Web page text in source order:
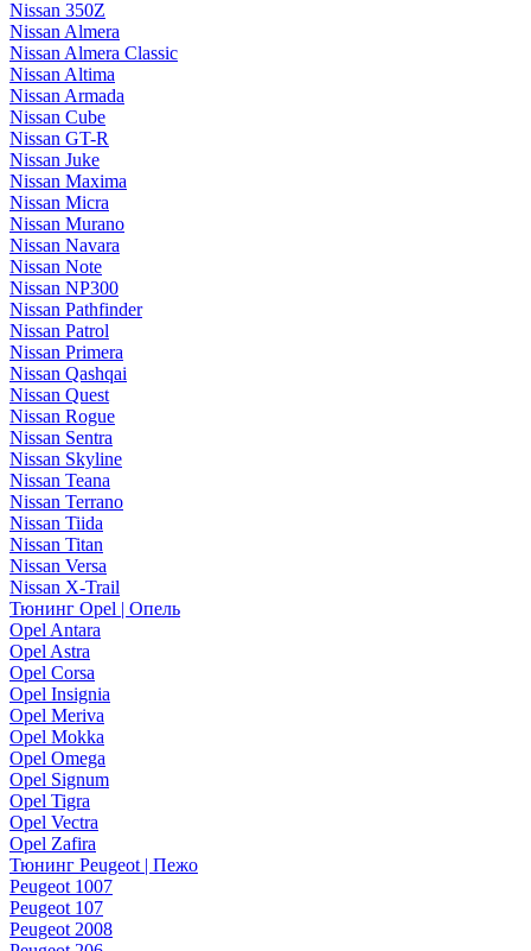
Nissan 350Z
Nissan Almera
Nissan Almera Classic
Nissan Altima
Nissan Armada
Nissan Cube
Nissan GT-R
Nissan Juke
Nissan Maxima
Nissan Micra
Nissan Murano
Nissan Navara
Nissan Note
Nissan NP300
Nissan Pathfinder
Nissan Patrol
Nissan Primera
Nissan Qashqai
Nissan Quest
Nissan Rogue
Nissan Sentra
Nissan Skyline
Nissan Teana
Nissan Terrano
Nissan Tiida
Nissan Titan
Nissan Versa
Nissan X-Trail
Тюнинг Opel | Опель
Opel Antara
Opel Astra
Opel Corsa
Opel Insignia
Opel Meriva
Opel Mokka
Opel Omega
Opel Signum
Opel Tigra
Opel Vectra
Opel Zafira
Тюнинг Peugeot | Пежо
Peugeot 1007
Peugeot 107
Peugeot 2008